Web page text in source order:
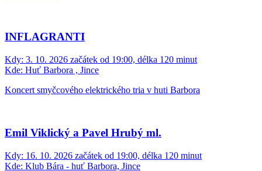
INFLAGRANTI
Kdy: 3. 10. 2026 začátek od 19:00, délka 120 minut
Kde: Huť Barbora , Jince
Koncert smyčcového elektrického tria v huti Barbora
Emil Viklický a Pavel Hrubý ml.
Kdy: 16. 10. 2026 začátek od 19:00, délka 120 minut
Kde: Klub Bára - huť Barbora, Jince